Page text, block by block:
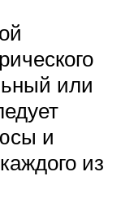
или
и
из